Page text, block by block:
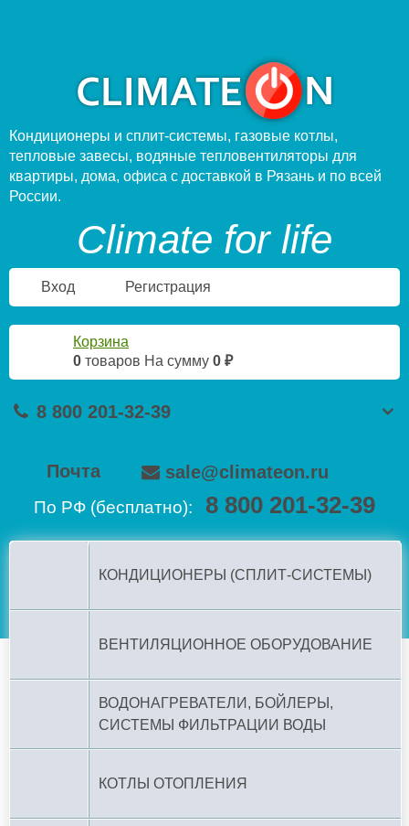
Кондиционеры и сплит-системы, газовые котлы,
тепловые завесы, водяные тепловентиляторы для
квартиры, дома, офиса с доставкой в Рязань и по всей
России.
Climate for life
Вход Регистрация
Корзина
0 товаров На сумму 0 ₽
8 800 201-32-39
Почта sale@climateon.ru
По РФ (бесплатно): 8 800 201-32-39
КОНДИЦИОНЕРЫ (СПЛИТ-СИСТЕМЫ)
ВЕНТИЛЯЦИОННОЕ ОБОРУДОВАНИЕ
ВОДОНАГРЕВАТЕЛИ, БОЙЛЕРЫ,
СИСТЕМЫ ФИЛЬТРАЦИИ ВОДЫ
КОТЛЫ ОТОПЛЕНИЯ